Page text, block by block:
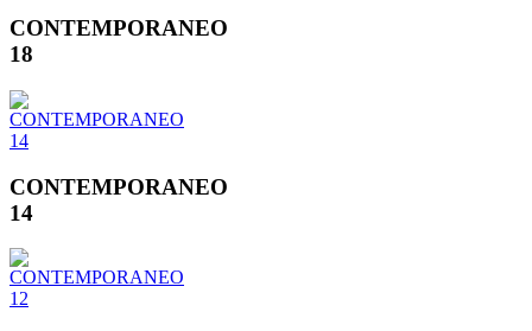
CONTEMPORANEO
18
CONTEMPORANEO
14